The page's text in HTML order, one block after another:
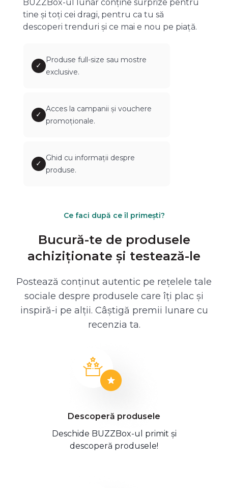
BUZZBox-ul lunar conține surprize pentru
tine și toți cei dragi, pentru ca tu să
descoperi trenduri și ce mai e nou pe piață.
✓
Produse full-size sau mostre
exclusive.
✓
Acces la campanii și vouchere
promoționale.
✓
Ghid cu informații despre
produse.
Ce faci după ce îl primești?
Bucură-te de produsele
achiziționate și testează-le
Postează conținut autentic pe rețelele tale
sociale despre produsele care îți plac și
inspiră-i pe alții. Câștigă premii lunare cu
recenzia ta.
Descoperă produsele
Deschide BUZZBox-ul primit și
descoperă produsele!